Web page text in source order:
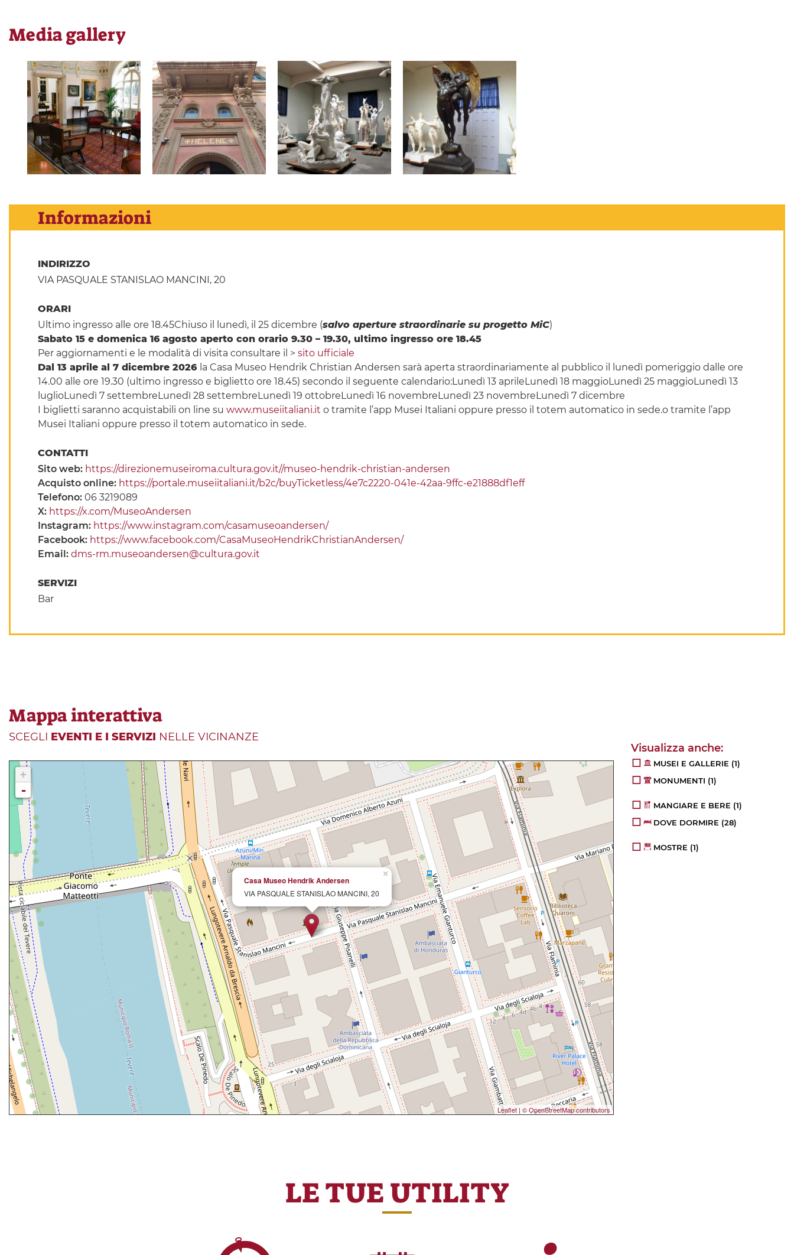
Media gallery
Informazioni
INDIRIZZO
VIA PASQUALE STANISLAO MANCINI, 20
ORARI
Ultimo ingresso alle ore 18.45Chiuso il lunedì, il 25 dicembre (salvo aperture straordinarie su progetto MiC)
Sabato 15 e domenica 16 agosto aperto con orario 9.30 – 19.30, ultimo ingresso ore 18.45
Per aggiornamenti e le modalità di visita consultare il > sito ufficiale
Dal 13 aprile al 7 dicembre 2026 la Casa Museo Hendrik Christian Andersen sarà aperta straordinariamente al pubblico il lunedì pomeriggio dalle ore
14.00 alle ore 19.30 (ultimo ingresso e biglietto ore 18.45) secondo il seguente calendario:Lunedì 13 aprileLunedì 18 maggioLunedì 25 maggioLunedì 13
luglioLunedì 7 settembreLunedì 28 settembreLunedì 19 ottobreLunedì 16 novembreLunedì 23 novembreLunedì 7 dicembre
I biglietti saranno acquistabili on line su www.museiitaliani.it o tramite l’app Musei Italiani oppure presso il totem automatico in sede.o tramite l’app
Musei Italiani oppure presso il totem automatico in sede.
CONTATTI
Sito web: https://direzionemuseiroma.cultura.gov.it//museo-hendrik-christian-andersen
Acquisto online: https://portale.museiitaliani.it/b2c/buyTicketless/4e7c2220-041e-42aa-9ffc-e21888df1eff
Telefono: 06 3219089
X: https://x.com/MuseoAndersen
Instagram: https://www.instagram.com/casamuseoandersen/
Facebook: https://www.facebook.com/CasaMuseoHendrikChristianAndersen/
Email: dms-rm.museoandersen@cultura.gov.it
SERVIZI
Bar
Mappa interattiva
SCEGLI EVENTI E I SERVIZI NELLE VICINANZE
×
Casa Museo Hendrik Andersen
VIA PASQUALE STANISLAO MANCINI, 20
+
-
Leaflet|© OpenStreetMap contributors
MUSEI E GALLERIE (1)
MONUMENTI (1)
MANGIARE E BERE (1)
DOVE DORMIRE (28)
MOSTRE (1)
LE TUE UTILITY